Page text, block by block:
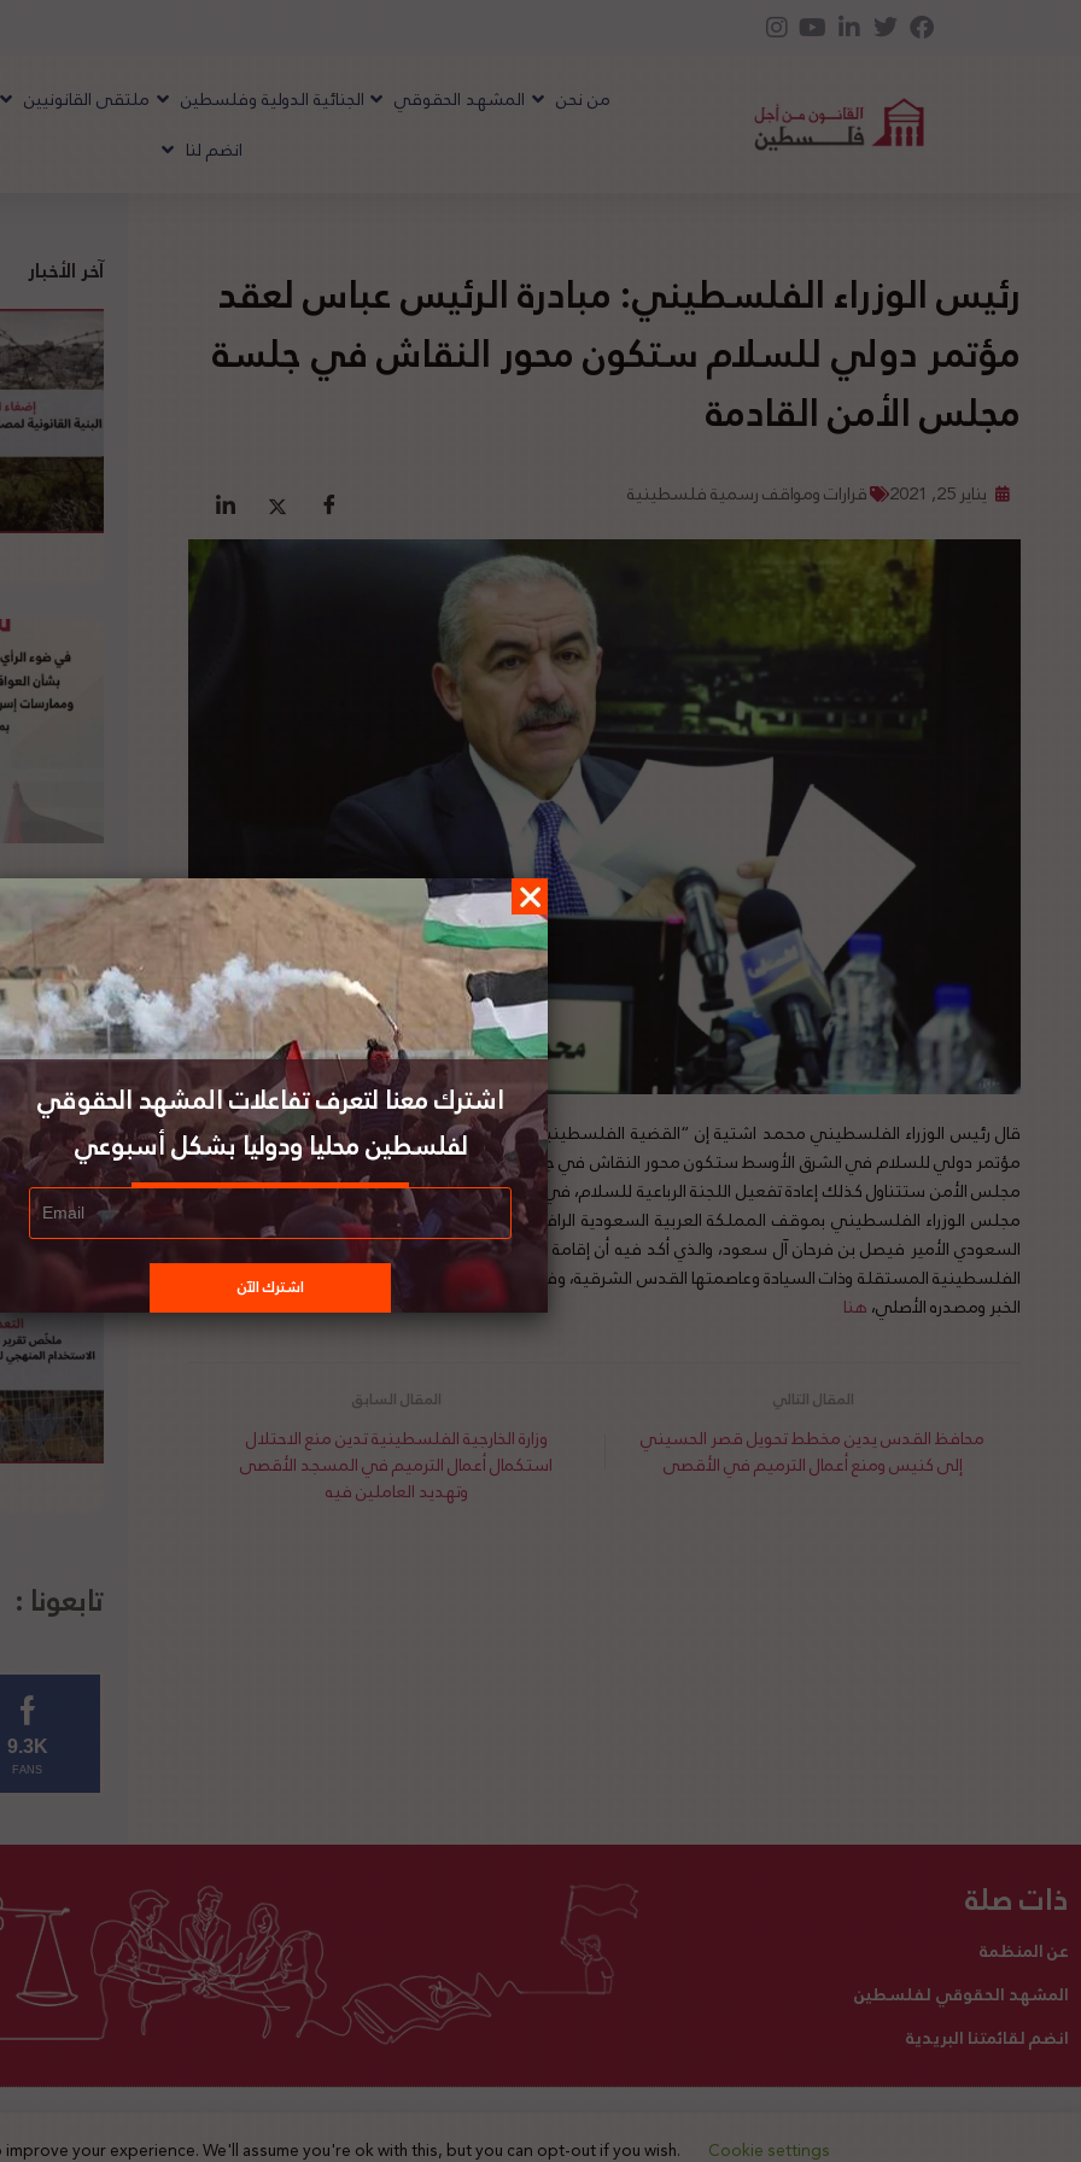
من نحن المشهد الحقوقي الجنائية الدولية وفلسطين ملتقى القانونيين
انضم لنا
رئيس الوزراء الفلسطيني: مبادرة الرئيس عباس لعقد
مؤتمر دولي للسلام ستكون محور النقاش في جلسة
مجلس الأمن القادمة
يناير 25, 2021 قرارات ومواقف رسمية فلسطينية
قال رئيس الوزراء الفلسطيني محمد اشتية إن “القضية الفلسطينية ومبادرة الرئيس الفلسطيني محمود عباس لعقد
مؤتمر دولي للسلام في الشرق الأوسط ستكون محور النقاش في جلسة مجلس الأمن المقبلة”. وأضاف اشتية أن جلسة
مجلس الأمن ستتناول كذلك إعادة تفعيل اللجنة الرباعية للسلام، في ضوء الإدارة الأميركية الجديدة برئاسة جو بايدن. ورحّب
مجلس الوزراء الفلسطيني بموقف المملكة العربية السعودية الرافض للتطبيع مع إسرائيل، الذي عبّر عنه وزير الخارجية
السعودي الأمير فيصل بن فرحان آل سعود، والذي أكد فيه أن إقامة علاقات بين المملكة وإسرائيل مرهون بإقامة الدولة
الفلسطينية المستقلة وذات السيادة وعاصمتها القدس الشرقية، وفق ما نصت عليه بنود مبادرة السلام العربية. لتفاصيل
الخبر ومصدره الأصلي،هنا
وزارة الخارجية الفلسطينية تدين منع الاحتلال
استكمال أعمال الترميم في المسجد الأقصى
وتهديد العاملين فيه
محافظ القدس يدين مخطط تحويل قصر الحسيني
إلى كنيس ومنع أعمال الترميم في الأقصى
آخر الأخبار
تابعونا :
9.3K
FANS
ذات صلة
عن المنظمة
المشهد الحقوقي لفلسطين
انضم لقائمتنا البريدية
اتصل بنا تبرع لنا 2025 © جميع الحقوق محفوظة
your experience. We'll assume you're ok with this, but you can opt-out if you wish. Cookie settings
اشترك معنا لتعرف تفاعلات المشهد الحقوقي
لفلسطين محليا ودوليا بشكل أسبوعي